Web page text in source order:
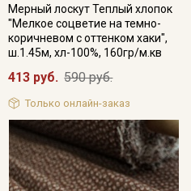
Мерный лоскут Теплый хлопок
"Мелкое соцветие на темно-
коричневом с оттенком хаки",
ш.1.45м, хл-100%, 160гр/м.кв
413 руб. 590 руб.
Только онлайн-заказ
данных
данных
Даю